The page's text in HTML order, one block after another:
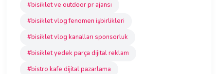
#bisiklet ve outdoor pr ajansı
#bisiklet vlog fenomen işbirlikleri
#bisiklet vlog kanalları sponsorluk
#bisiklet yedek parça dijital reklam
#bistro kafe dijital pazarlama